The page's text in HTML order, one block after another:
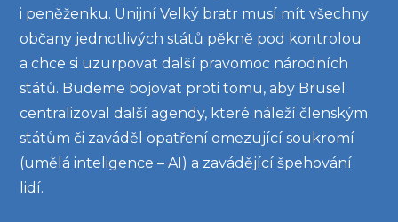
i peněženku. Unijní Velký bratr musí mít všechny
občany jednotlivých států pěkně pod kontrolou
a chce si uzurpovat další pravomoc národních
států. Budeme bojovat proti tomu, aby Brusel
centralizoval další agendy, které náleží členským
státům či zaváděl opatření omezující soukromí
(umělá inteligence – AI) a zavádějící špehování
lidí.